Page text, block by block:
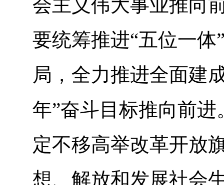
会主义伟大事业推向
要统筹推进“五位一体
局，全力推进全面建
年”奋斗目标推向前
定不移高举改革开放
想、解放和发展社会